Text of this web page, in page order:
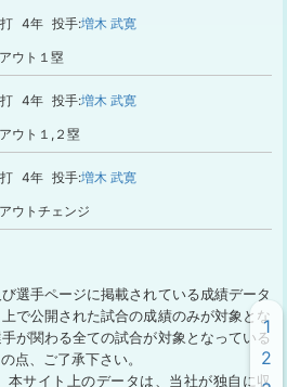
4年 投手:増木 武寛
ウト１塁
4年 投手:増木 武寛
ウト１,２塁
4年 投手:増木 武寛
ウトチェンジ
選手ページに掲載されている成績データ
で公開された試合の成績のみが対象とな
が関わる全ての試合が対象となっている
点、ご了承下さい。
本サイト上のデータは、当社が独自に収
1
2